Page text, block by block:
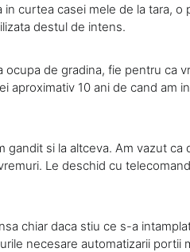
curtea casei mele de la tara, o
destul de intens.
de gradina, fie pentru ca
aproximativ 10 ani de cand am
gandit si la altceva. Am vazut ca
Le deschid cu
chiar daca stiu ce s-a
necesare automatizarii portii